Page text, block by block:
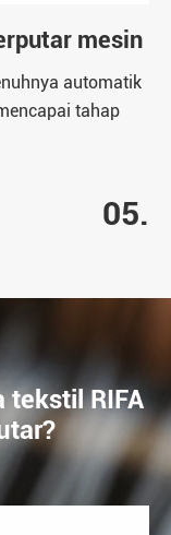
mesin
automatik
tahap
05.
tekstil RIFA